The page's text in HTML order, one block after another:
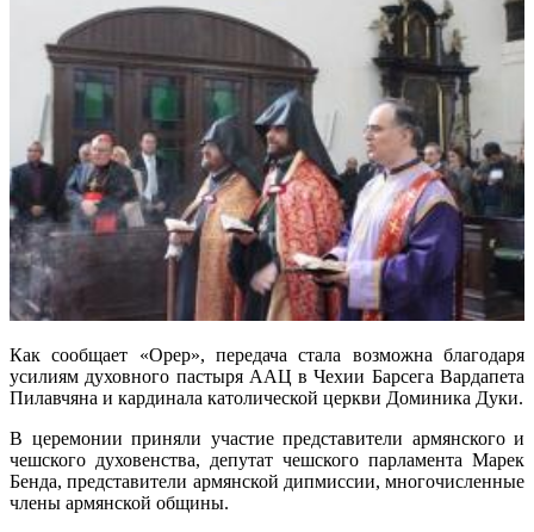
Как сообщает «Орер», передача стала возможна благодаря
усилиям духовного пастыря ААЦ в Чехии Барсега Вардапета
Пилавчяна и кардинала католической церкви Доминика Дуки.
В церемонии приняли участие представители армянского и
чешского духовенства, депутат чешского парламента Марек
Бенда, представители армянской дипмиссии, многочисленные
члены армянской общины.